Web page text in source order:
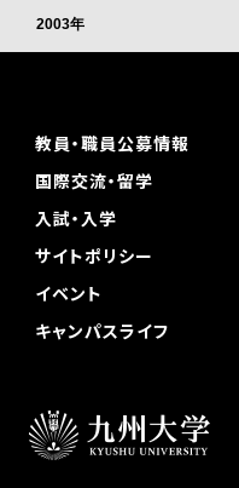
2003年
教員・職員公募情報
国際交流・留学
入試・入学
サイトポリシー
イベント
キャンパスライフ